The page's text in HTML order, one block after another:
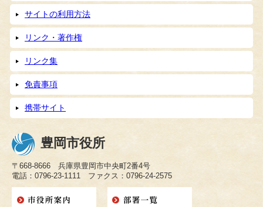
サイトの利用方法
リンク・著作権
リンク集
免責事項
携帯サイト
豊岡市役所
〒668-8666 兵庫県豊岡市中央町2番4号
電話：0796-23-1111 ファクス：0796-24-2575